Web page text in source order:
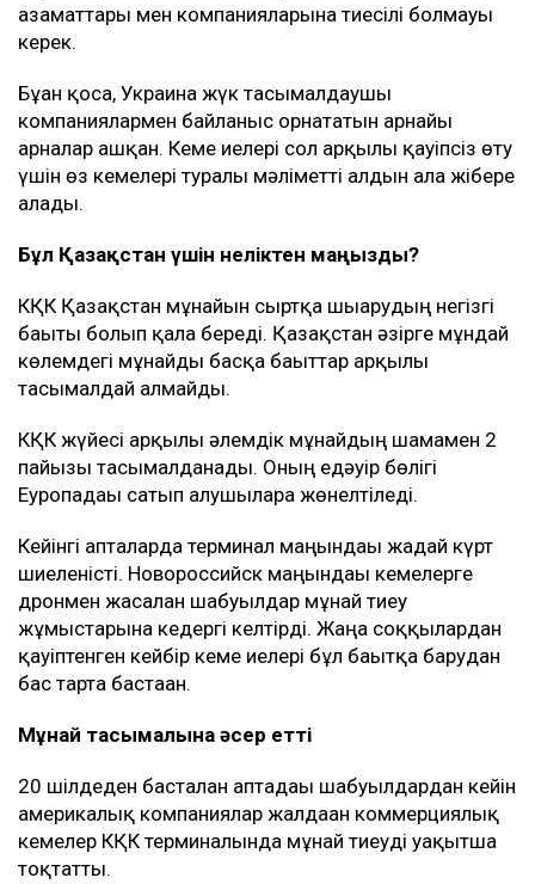
азаматтары мен компанияларына тиесілі болмауы
керек.
Бұған қоса, Украина жүк тасымалдаушы
компаниялармен байланыс орнататын арнайы
арналар ашқан. Кеме иелері сол арқылы қауіпсіз өту
үшін өз кемелері туралы мәліметті алдын ала жібере
алады.
Бұл Қазақстан үшін неліктен маңызды?
КҚК Қазақстан мұнайын сыртқа шығарудың негізгі
бағыты болып қала береді. Қазақстан әзірге мұндай
көлемдегі мұнайды басқа бағыттар арқылы
тасымалдай алмайды.
КҚК жүйесі арқылы әлемдік мұнайдың шамамен 2
пайызы тасымалданады. Оның едәуір бөлігі
Еуропадағы сатып алушыларға жөнелтіледі.
Кейінгі апталарда терминал маңындағы жағдай күрт
шиеленісті. Новороссийск маңындағы кемелерге
дронмен жасалған шабуылдар мұнай тиеу
жұмыстарына кедергі келтірді. Жаңа соққылардан
қауіптенген кейбір кеме иелері бұл бағытқа барудан
бас тарта бастаған.
Мұнай тасымалына әсер етті
20 шілдеден басталған аптадағы шабуылдардан кейін
америкалық компаниялар жалдаған коммерциялық
кемелер КҚК терминалында мұнай тиеуді уақытша
тоқтатты.